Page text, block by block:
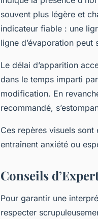
souvent plus légère et
indicateur fiable : une
ligne d’évaporation peut
Le délai d’apparition
dans le temps imparti
modification. En
recommandé,
Ces repères visuels
entraînent anxiété ou
Conseils
Pour garantir une
respecter